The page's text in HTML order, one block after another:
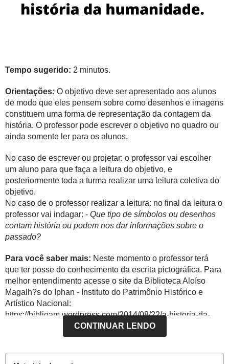
Tempo sugerido: 2 minutos.
Orientações: O objetivo deve ser apresentado aos alunos
de modo que eles pensem sobre como desenhos e imagens
constituem uma forma de representação da contagem da
história. O professor pode escrever o objetivo no quadro ou
ainda somente ler para os alunos.
No caso de escrever ou projetar: o professor vai escolher
um aluno para que faça a leitura do objetivo, e
posteriormente toda a turma realizar uma leitura coletiva do
objetivo.
No caso de o professor realizar a leitura: no final da leitura o
professor vai indagar: - Que tipo de símbolos ou desenhos
contam história ou podem nos dar informações sobre o
passado?
Para você saber mais: Neste momento o professor terá
que ter posse do conhecimento da escrita pictográfica. Para
melhor entendimento acesse o site da Biblioteca Aloíso
Magalh?s do Iphan - Instituto do Patrimônio Histórico e
Artístico Nacional:
https://biblioam.wordpress.com/2014/08/22/a-historia-da-
. Acesso em: 18 de novembro de 2018.
CONTINUAR LENDO